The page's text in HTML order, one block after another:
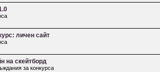
личен сайт
на скейтборд
за конкурса